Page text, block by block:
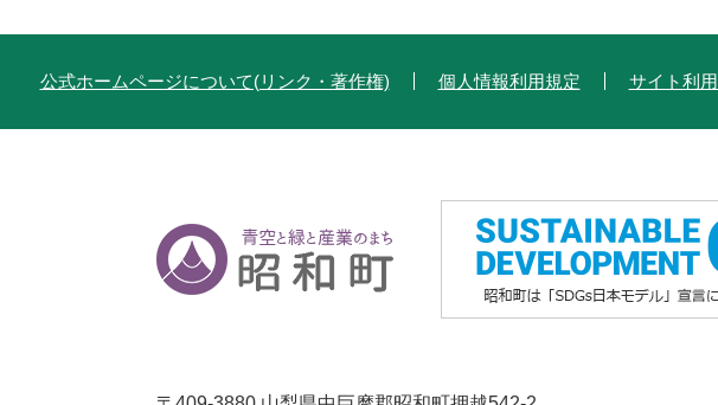
公式ホームページについて(リンク・著作権) 個人情報利用規定 サイト利